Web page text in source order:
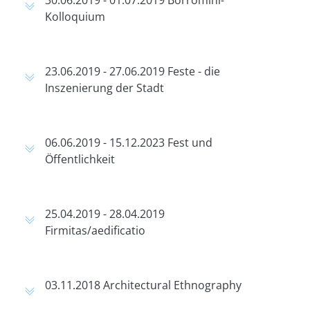
Kolloquium
23.06.2019 - 27.06.2019 Feste - die
Inszenierung der Stadt
06.06.2019 - 15.12.2023 Fest und
Öffentlichkeit
25.04.2019 - 28.04.2019
Firmitas/aedificatio
03.11.2018 Architectural Ethnography